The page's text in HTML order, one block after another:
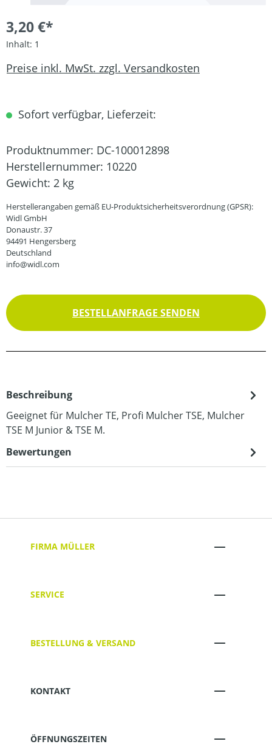
3,20 €*
Inhalt: 1
Preise inkl. MwSt. zzgl. Versandkosten
Sofort verfügbar, Lieferzeit:
Produktnummer: DC-100012898
Herstellernummer: 10220
Gewicht: 2 kg
Herstellerangaben gemäß EU-Produktsicherheitsverordnung (GPSR):
Widl GmbH
Donaustr. 37
94491 Hengersberg
Deutschland
info@widl.com
BESTELLANFRAGE SENDEN
Beschreibung
Geeignet für Mulcher TE, Profi Mulcher TSE, Mulcher
TSE M Junior & TSE M.
Bewertungen
FIRMA MÜLLER
SERVICE
BESTELLUNG & VERSAND
KONTAKT
ÖFFNUNGSZEITEN